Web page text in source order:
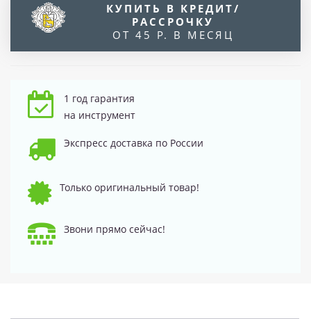
КУПИТЬ В КРЕДИТ/
РАССРОЧКУ
ОТ 45 Р. В МЕСЯЦ
1 год гарантия
на инструмент
Экспресс доставка по России
Только оригинальный товар!
Звони прямо сейчас!